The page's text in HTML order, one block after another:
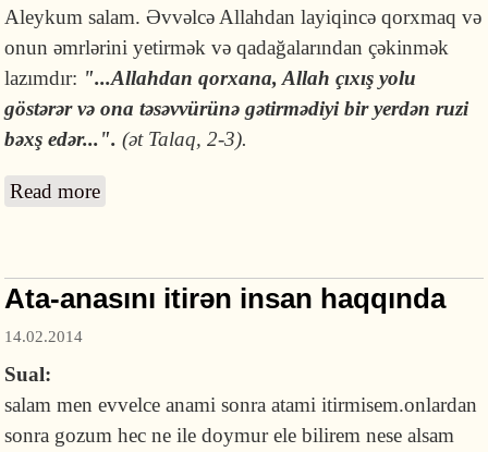
Aleykum salam. Əvvəlcə Allahdan layiqincə qorxmaq və
onun əmrlərini yetirmək və qadağalarından çəkinmək
lazımdır: "...Allahdan qorxana, Allah çıxış yolu
göstərər və ona təsəvvürünə gətirmədiyi bir yerdən ruzi
bəxş edər...". (ət Talaq, 2-3).
Read more
Ata-anasını itirən insan haqqında
14.02.2014
Sual:
salam men evvelce anami sonra atami itirmisem.onlardan
sonra gozum hec ne ile doymur ele bilirem nese alsam